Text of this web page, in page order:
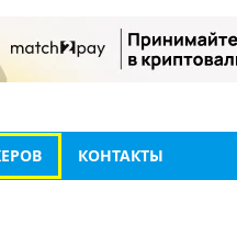
КОНТАКТЫ